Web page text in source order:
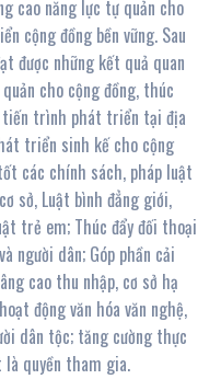
cao năng lực tự quản cho
cộng đồng bền vững. Sau
được những kết quả quan
cho cộng đồng, thúc
tiến trình phát triển tại địa
triển sinh kế cho cộng
các chính sách, pháp luật
sở, Luật bình đẳng giới,
trẻ em; Thúc đẩy đối thoại
người dân; Góp phần cải
cao thu nhập, cơ sở hạ
động văn hóa văn nghệ,
dân tộc; tăng cường thực
là quyền tham gia.